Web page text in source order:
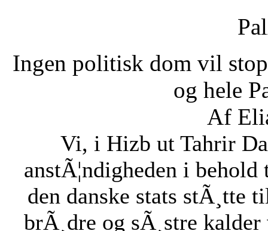
Ingen politisk dom vil
og hele
Af
Vi, i Hizb ut Tahrir
anstÃ¦ndigheden i
den danske stats stÃ¸tte
brÃ¸dre og sÃ¸stre